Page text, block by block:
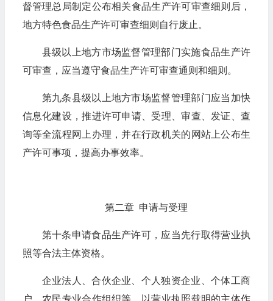
督管理总局制定公布相关食品生产许可审查细则后，
地方特色食品生产许可审查细则自行废止。
县级以上地方市场监督管理部门实施食品生产许
可审查，应当遵守食品生产许可审查通则和细则。
第九条县级以上地方市场监督管理部门应当加快
信息化建设，推进许可申请、受理、审查、发证、查
询等全流程网上办理，并在行政机关的网站上公布生
产许可事项，提高办事效率。
第二章 申请与受理
第十条申请食品生产许可，应当先行取得营业执
照等合法主体资格。
企业法人、合伙企业、个人独资企业、个体工商
户、农民专业合作组织等，以营业执照载明的主体作